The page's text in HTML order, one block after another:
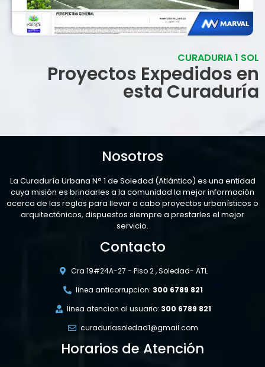
CURADURIA 1 SOL
Proyectos Expedidos en
esta Curaduría
Nosotros
La Curaduría Urbana N° 1 de Soledad (Atlántico) es una entidad
cuya misión es brindarles a la comunidad la mejor información
acerca de las reglas para llevar a cabo proyectos urbanísticos o
arquitectónicos, dispuestos siempre a prestarles el mejor
servicio.
Contacto
Cra 19#24A-27 - Piso 2 , Soledad- ATL
linea anticorrupcion: 300 6789 821
linea atencion al usuario: 300 6789 821
curaduriasoledad1@gmail.com
Horarios de Atención